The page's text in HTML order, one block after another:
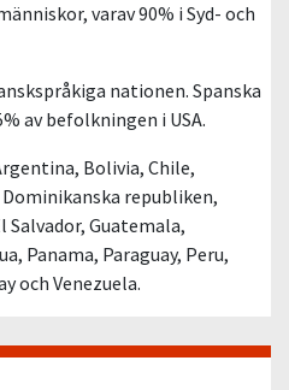
varav 90% i Syd- och
nationen. Spanska
av befolkningen i USA.
Bolivia, Chile,
republiken,
Salvador, Guatemala,
Panama, Paraguay, Peru,
och Venezuela.